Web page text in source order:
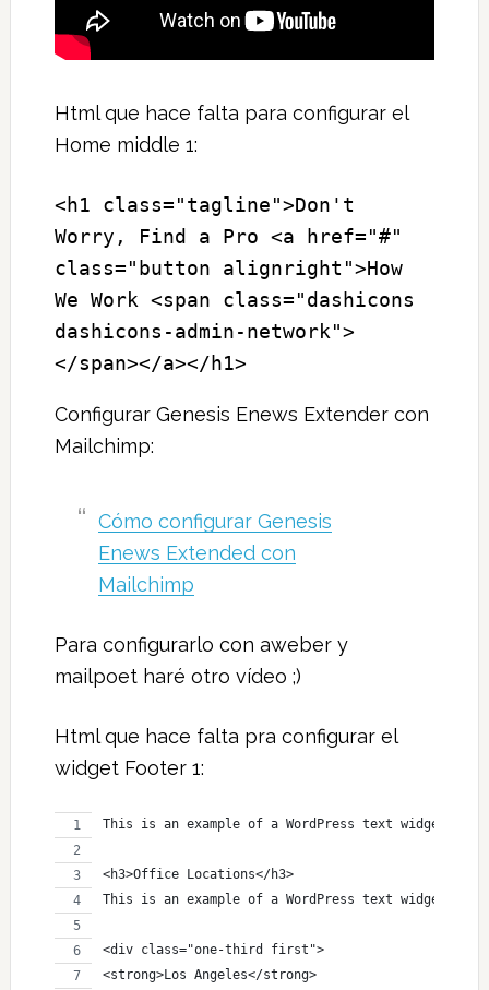
Html que hace falta para configurar el
Home middle 1:
<h1 class="tagline">Don't
Worry, Find a Pro <a href="#"
class="button alignright">How
We Work <span class="dashicons
dashicons-admin-network">
</span></a></h1>
Configurar Genesis Enews Extender con
Mailchimp:
Cómo configurar Genesis
Enews Extended con
Mailchimp
Para configurarlo con aweber y
mailpoet haré otro vídeo ;)
Html que hace falta pra configurar el
widget Footer 1:
This is an example of a WordPress text widget,
<h3>Office Locations</h3>
This is an example of a WordPress text widget,
<div class="one-third first">
<strong>Los Angeles</strong>